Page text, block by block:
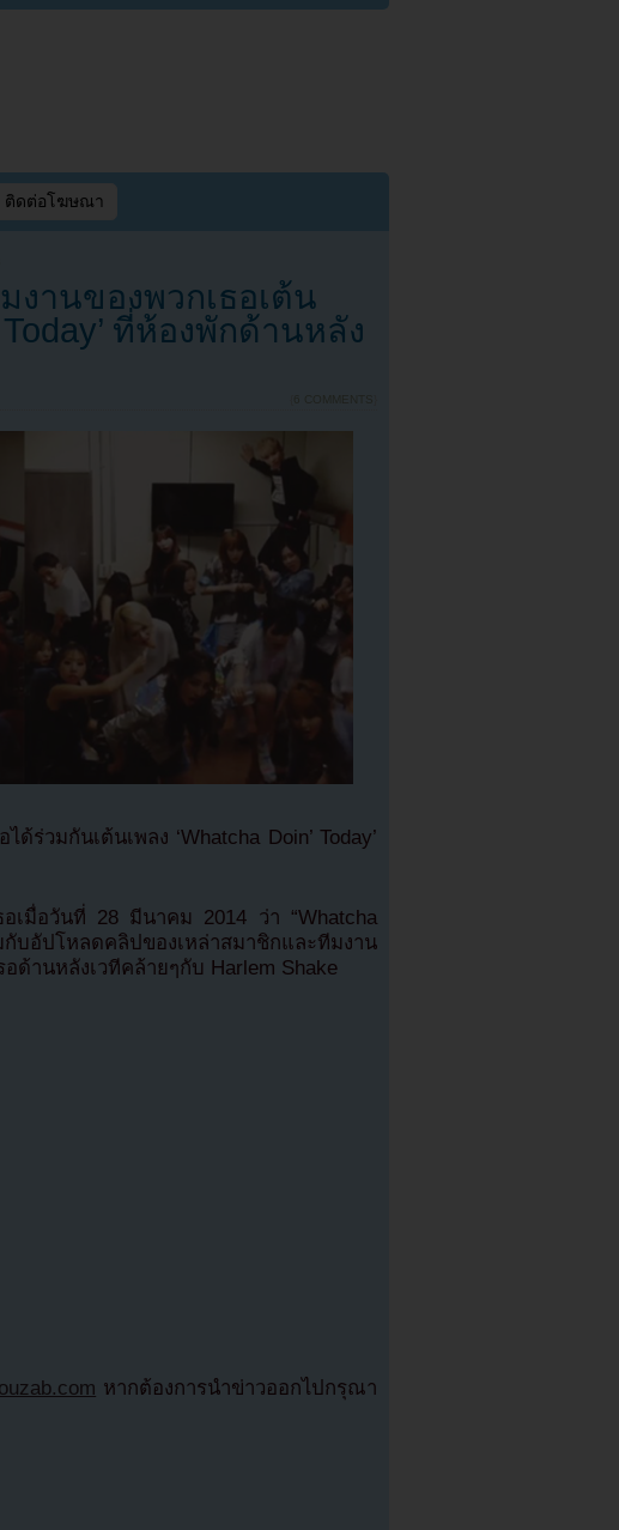
ติดต่อโฆษณา
งานของพวกเธอเต้น
Today’ ที่ห้องพักด้านหลัง
6 COMMENTS
ร่วมกันเต้นเพลง ‘Whatcha Doin’ Today’
เมื่อวันที่ 28 มีนาคม 2014 ว่า “Whatcha
บอัปโหลดคลิปของเหล่าสมาชิกและทีมงาน
ด้านหลังเวทีคล้ายๆกับ Harlem Shake
หากต้องการนำข่าวออกไปกรุณา